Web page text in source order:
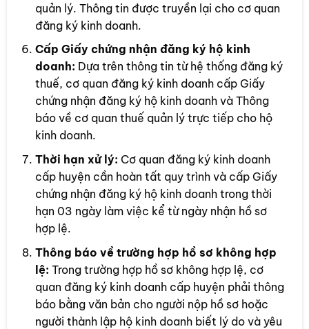
quản lý. Thông tin được truyền lại cho cơ quan
đăng ký kinh doanh.
Cấp Giấy chứng nhận đăng ký hộ kinh
doanh: Dựa trên thông tin từ hệ thống đăng ký
thuế, cơ quan đăng ký kinh doanh cấp Giấy
chứng nhận đăng ký hộ kinh doanh và Thông
báo về cơ quan thuế quản lý trực tiếp cho hộ
kinh doanh.
Thời hạn xử lý: Cơ quan đăng ký kinh doanh
cấp huyện cần hoàn tất quy trình và cấp Giấy
chứng nhận đăng ký hộ kinh doanh trong thời
hạn 03 ngày làm việc kể từ ngày nhận hồ sơ
hợp lệ.
Thông báo về trường hợp hồ sơ không hợp
lệ: Trong trường hợp hồ sơ không hợp lệ, cơ
quan đăng ký kinh doanh cấp huyện phải thông
báo bằng văn bản cho người nộp hồ sơ hoặc
người thành lập hộ kinh doanh biết lý do và yêu